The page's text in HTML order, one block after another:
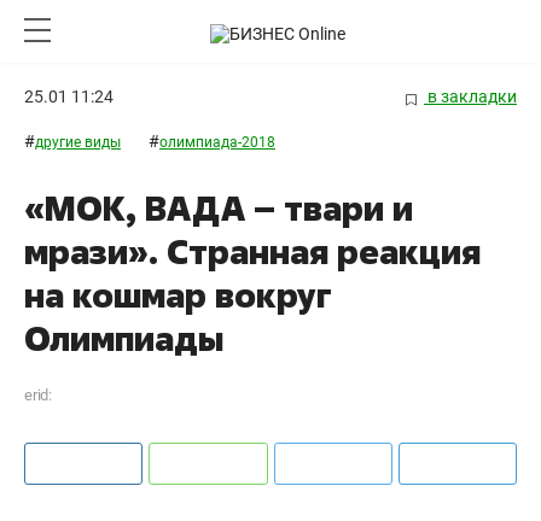
25.01 11:24 в закладки
#другие виды #олимпиада-2018
«МОК, ВАДА – твари и
мрази». Странная реакция
на кошмар вокруг
Олимпиады
erid: